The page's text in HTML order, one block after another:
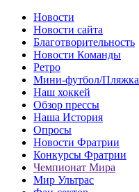
Новости
Новости сайта
Благотворительность
Новости Команды
Ретро
Мини-футбол/Пляжка
Наш хоккей
Обзор прессы
Наша История
Опросы
Новости Фратрии
Конкурсы Фратрии
Чемпионат Мира
Мир Ультрас